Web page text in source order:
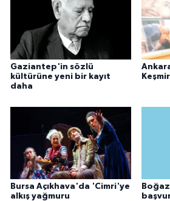
Gaziantep'in sözlü
kültürüne yeni bir kayıt
daha
Bursa Açıkhava'da 'Cimri'ye
alkış yağmuru